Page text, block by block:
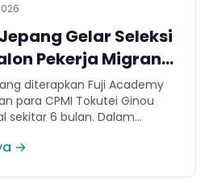
Gelar Seleksi
Pekerja Migran
diterapkan Fuji Academy
para CPMI Tokutei Ginou
sekitar 6 bulan. Dalam
Seperti
→